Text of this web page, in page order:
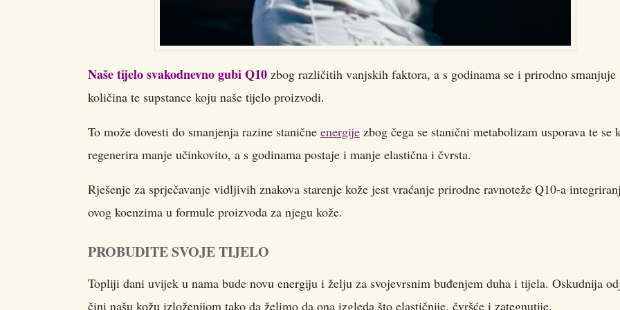
Naše tijelo svakodnevno gubi Q10 zbog različitih vanjskih faktora, a s godinama se i prirodno smanjuje
količina te supstance koju naše tijelo proizvodi.
To može dovesti do smanjenja razine stanične energije zbog čega se stanični metabolizam usporava te se
regenerira manje učinkovito, a s godinama postaje i manje elastična i čvrsta.
Rješenje za sprječavanje vidljivih znakova starenje kože jest vraćanje prirodne ravnoteže Q10-a
ovog koenzima u formule proizvoda za njegu kože.
PROBUDITE SVOJE TIJELO
Topliji dani uvijek u nama bude novu energiju i želju za svojevrsnim buđenjem duha i tijela. Oskudnija
čini našu kožu izloženijom tako da želimo da ona izgleda što elastičnije, čvršće i zategnutije.